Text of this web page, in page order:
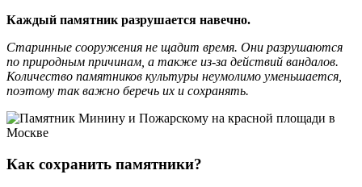
Каждый памятник разрушается навечно.
Старинные сооружения не щадит время. Они разрушаются
по природным причинам, а также из-за действий вандалов.
Количество памятников культуры неумолимо уменьшается,
поэтому так важно беречь их и сохранять.
Как сохранить памятники?